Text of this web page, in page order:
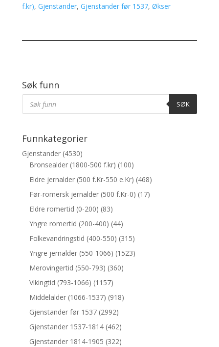
f.kr), Gjenstander, Gjenstander før 1537, Økser
Søk funn
Products
Søk SØK
Funnkategorier
Gjenstander (4530)
Bronsealder (1800-500 f.kr) (100)
Eldre jernalder (500 f.Kr-550 e.Kr) (468)
Før-romersk jernalder (500 f.Kr-0) (17)
Eldre romertid (0-200) (83)
Yngre romertid (200-400) (44)
Folkevandringstid (400-550) (315)
Yngre jernalder (550-1066) (1523)
Merovingertid (550-793) (360)
Vikingtid (793-1066) (1157)
Middelalder (1066-1537) (918)
Gjenstander før 1537 (2992)
Gjenstander 1537-1814 (462)
Gjenstander 1814-1905 (322)